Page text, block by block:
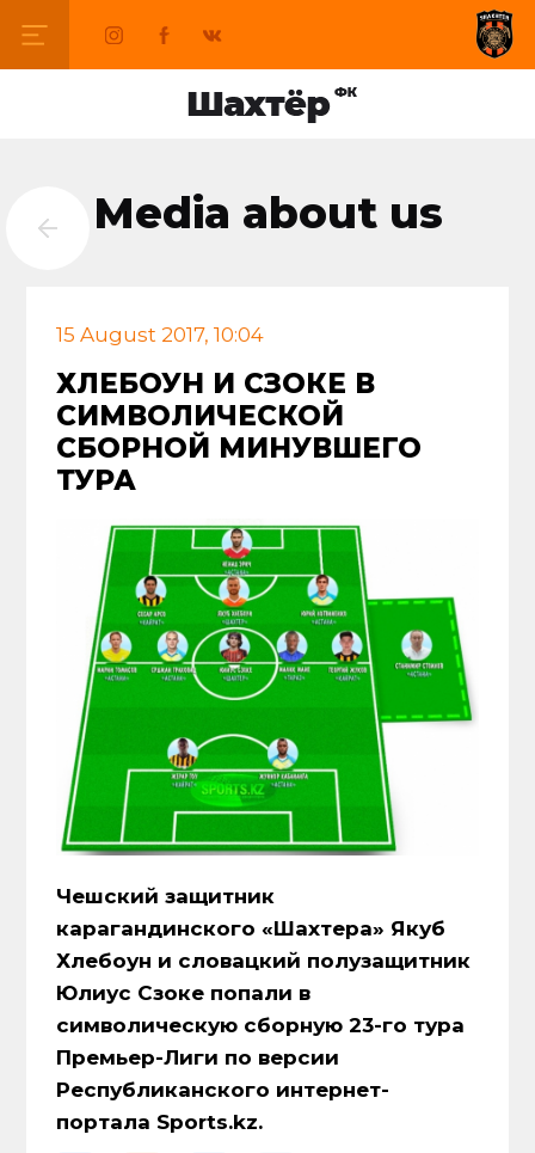
Media about us
15 August 2017, 10:04
ХЛЕБОУН И СЗОКЕ В
СИМВОЛИЧЕСКОЙ
СБОРНОЙ МИНУВШЕГО
ТУРА
Чешский защитник
карагандинского «Шахтера» Якуб
Хлебоун и словацкий полузащитник
Юлиус Сзоке попали в
символическую сборную 23-го тура
Премьер-Лиги по версии
Республиканского интернет-
портала Sports.kz.